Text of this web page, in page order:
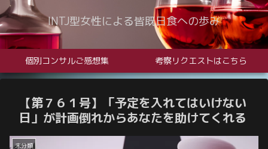
INTJ型女性による皆既日食への歩み
個別コンサルご感想集 考察リクエストはこちら
【第７６１号】「予定を入れてはいけない
日」が計画倒れからあなたを助けてくれる
未分類